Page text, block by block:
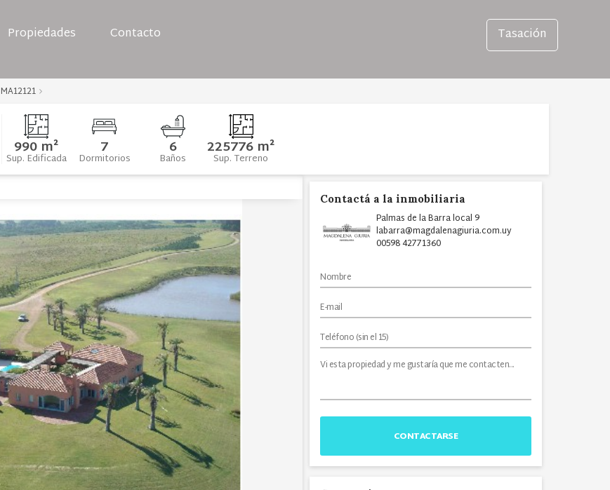
Propiedades Contacto Tasación
MA12121
990 m²
Sup. Edificada 7
Dormitorios 6
Baños 225776 m²
Sup. Terreno
Contactá a la inmobiliaria
Palmas de la Barra local 9
labarra@magdalenagiuria.com.uy
00598 42771360
CONTACTARSE